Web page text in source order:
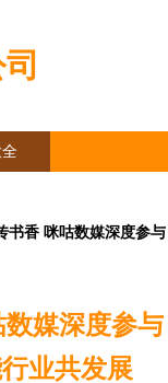
书香 咪咕数媒深度参与
媒深度参与
业共发展